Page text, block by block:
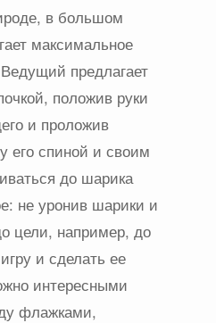
в большом
максимальное
предлагает
положив руки
и проложив
его спиной и своим
до шарика
не уронив шарики и
цели, например, до
и сделать ее
интересными
флажками,